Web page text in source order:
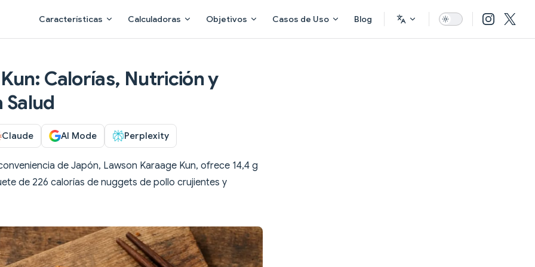
Características Calculadoras Objetivos Casos de Uso Blog
Calorías, Nutrición y
Salud
Claude AI Mode Perplexity
de Japón, Lawson Karaage Kun, ofrece 14,4 g
de 226 calorías de nuggets de pollo crujientes y